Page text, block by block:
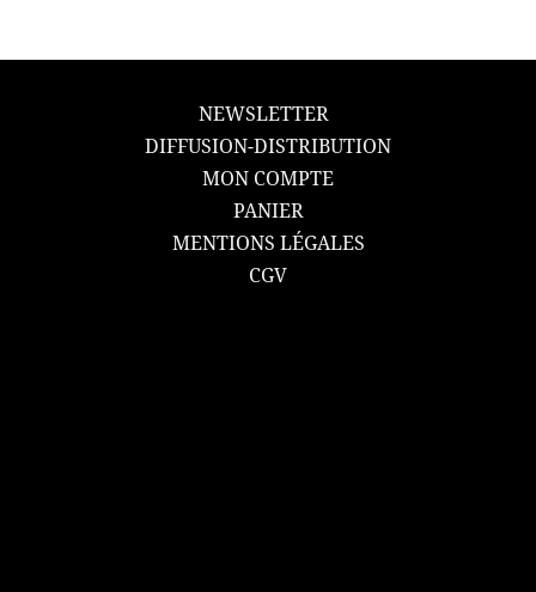
NEWSLETTER
DIFFUSION-DISTRIBUTION
MON COMPTE
PANIER
MENTIONS LÉGALES
CGV